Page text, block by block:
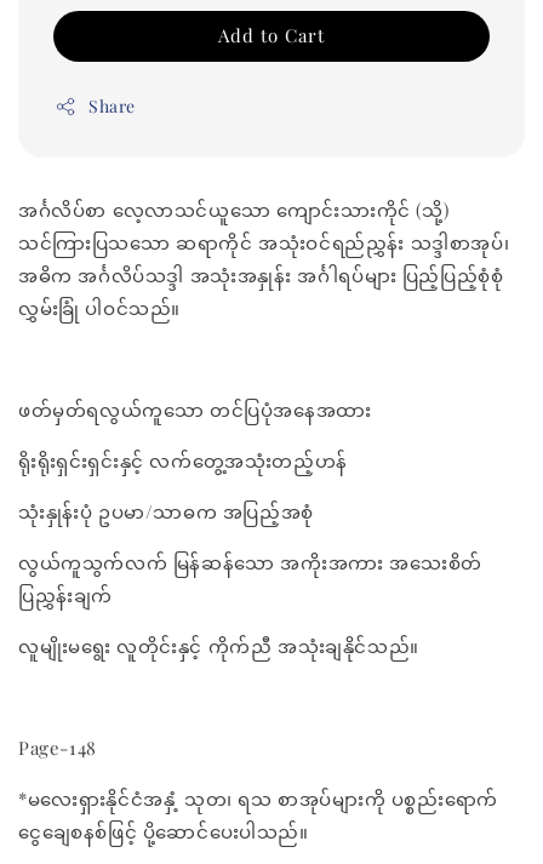
Add to Cart
Share
အင်္ဂလိပ်စာ လေ့လာသင်ယူသော ကျောင်းသားကိုင် (သို့)
သင်ကြားပြသသော ဆရာကိုင် အသုံးဝင်ရည်ညွှန်း သဒ္ဒါစာအုပ်၊
အဓိက အင်္ဂလိပ်သဒ္ဒါ အသုံးအနှုန်း အင်္ဂါရပ်များ ပြည့်ပြည့်စုံစုံ
လွှမ်းခြုံ ပါဝင်သည်။
ဖတ်မှတ်ရလွယ်ကူသော တင်ပြပုံအနေအထား
ရိုးရိုးရှင်းရှင်းနှင့် လက်တွေ့အသုံးတည့်ဟန်
သုံးနှုန်းပုံ ဥပမာ/သာဓက အပြည့်အစုံ
လွယ်ကူသွက်လက် မြန်ဆန်သော အကိုးအကား အသေးစိတ်
ပြညွှန်းချက်
လူမျိုးမရွေး လူတိုင်းနှင့် ကိုက်ညီ အသုံးချနိုင်သည်။
Page-148
*မလေးရှားနိုင်ငံအနှံ့ သုတ၊ ရသ စာအုပ်များကို ပစ္စည်းရောက်
ငွေချေစနစ်ဖြင့် ပို့ဆောင်ပေးပါသည်။